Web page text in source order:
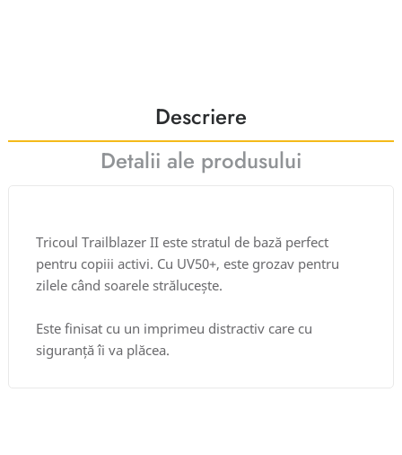
Descriere
Detalii ale produsului
Tricoul Trailblazer II este stratul de bază perfect
pentru copiii activi. Cu UV50+, este grozav pentru
zilele când soarele strălucește.
Este finisat cu un imprimeu distractiv care cu
siguranță îi va plăcea.